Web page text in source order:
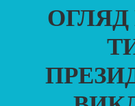
НЕДІЛЬНА ШКОЛА
ФОРУМ УКРАЇНСЬКОЇ